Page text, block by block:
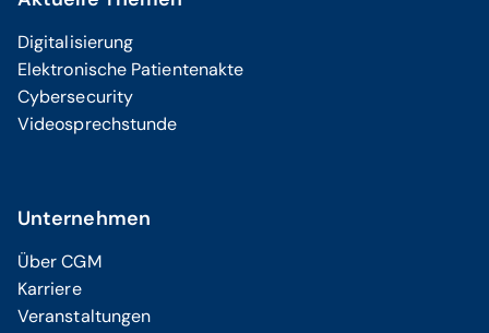
Digitalisierung
Elektronische Patientenakte
Cybersecurity
Videosprechstunde
Unternehmen
Über CGM
Karriere
Veranstaltungen